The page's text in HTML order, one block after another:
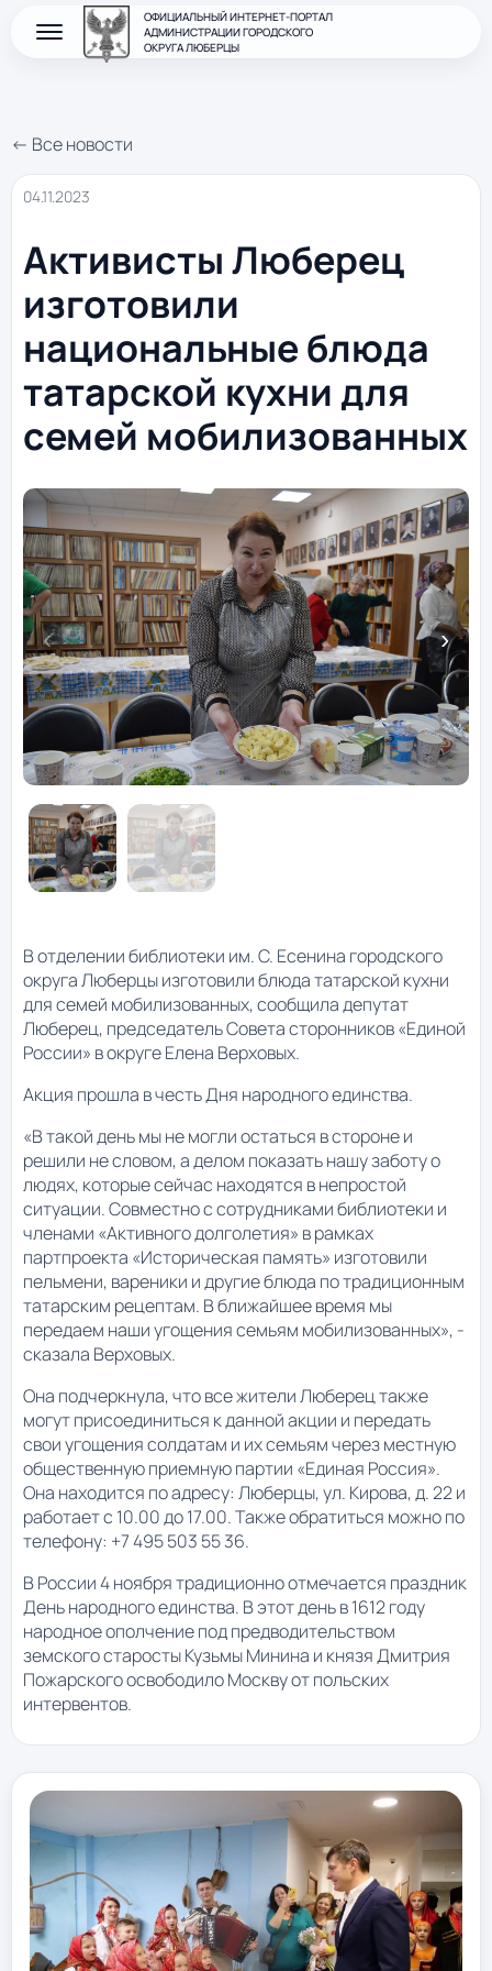
ОФИЦИАЛЬНЫЙ ИНТЕРНЕТ-ПОРТАЛ
АДМИНИСТРАЦИИ ГОРОДСКОГО
ОКРУГА ЛЮБЕРЦЫ
← Все новости
04.11.2023
Активисты Люберец
изготовили
национальные блюда
татарской кухни для
семей мобилизованных
В отделении библиотеки им. С. Есенина городского
округа Люберцы изготовили блюда татарской кухни
для семей мобилизованных, сообщила депутат
Люберец, председатель Совета сторонников «Единой
России» в округе Елена Верховых.
Акция прошла в честь Дня народного единства.
«В такой день мы не могли остаться в стороне и
решили не словом, а делом показать нашу заботу о
людях, которые сейчас находятся в непростой
ситуации. Совместно с сотрудниками библиотеки и
членами «Активного долголетия» в рамках
партпроекта «Историческая память» изготовили
пельмени, вареники и другие блюда по традиционным
татарским рецептам. В ближайшее время мы
передаем наши угощения семьям мобилизованных», -
сказала Верховых.
Она подчеркнула, что все жители Люберец также
могут присоединиться к данной акции и передать
свои угощения солдатам и их семьям через местную
общественную приемную партии «Единая Россия».
Она находится по адресу: Люберцы, ул. Кирова, д. 22 и
работает с 10.00 до 17.00. Также обратиться можно по
телефону: +7 495 503 55 36.
В России 4 ноября традиционно отмечается праздник
День народного единства. В этот день в 1612 году
народное ополчение под предводительством
земского старосты Кузьмы Минина и князя Дмитрия
Пожарского освободило Москву от польских
интервентов.